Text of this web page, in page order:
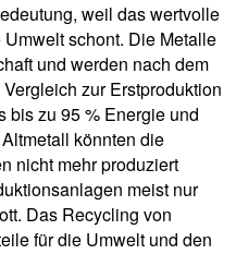
weil das wertvolle
schont. Die Metalle
und werden nach dem
zur Erstproduktion
bis zu 95 % Energie und
könnten die
nicht mehr produziert
meist nur
Das Recycling von
für die Umwelt und den